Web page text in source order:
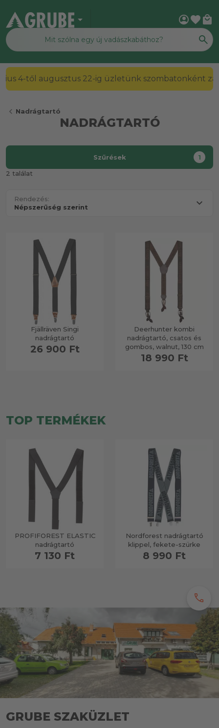
arrow_drop_down account_circlefavorite local_mall
4-től augusztus 22-ig üzletünk szombatonként
chevron_left Nadrágtartó
NADRÁGTARTÓ
2 találat
Rendezés:
Fjällräven Singi
nadrágtartó
26 900 Ft
Deerhunter kombi
nadrágtartó, csatos és
gombos, walnut, 130 cm
18 990 Ft
TOP TERMÉKEK
PROFIFOREST ELASTIC
nadrágtartó
7 130 Ft
Nordforest nadrágtartó
klippel, fekete-szürke
8 990 Ft
Szűrések 1
call
GRUBE SZAKÜZLET